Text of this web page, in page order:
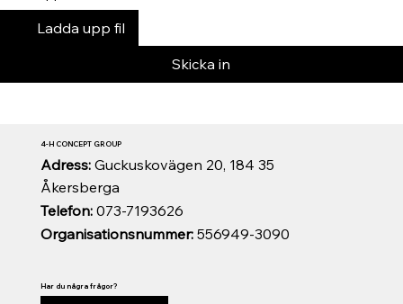
Ladda upp fil
Skicka in
Organisationsnummer:556949-3090
Telefon:073-7193626
Adress: Guckuskovägen 20, 184 35
Åkersberga
4-H CONCEPT GROUP
Har du några frågor?